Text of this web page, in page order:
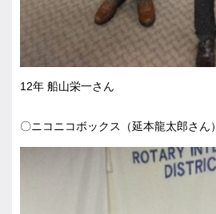
12年 船山栄一さん
〇ニコニコボックス（延本龍太郎さん）